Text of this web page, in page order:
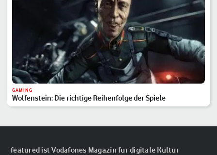
GAMING
Wolfenstein: Die richtige Reihenfolge der Spiele
featured ist Vodafones Magazin für digitale Kultur